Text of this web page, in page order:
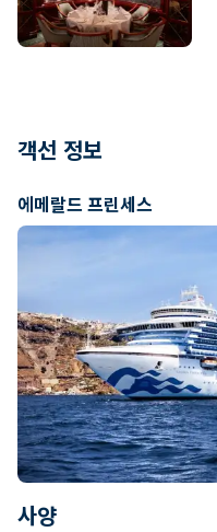
객선 정보
에메랄드 프린세스
사양